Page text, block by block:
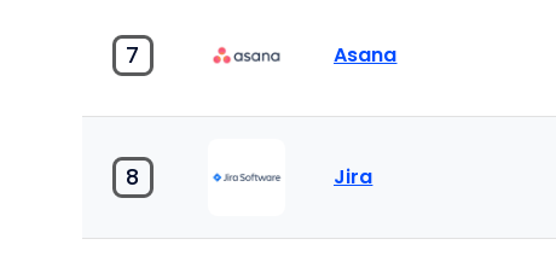
7 Asana
8 Jira